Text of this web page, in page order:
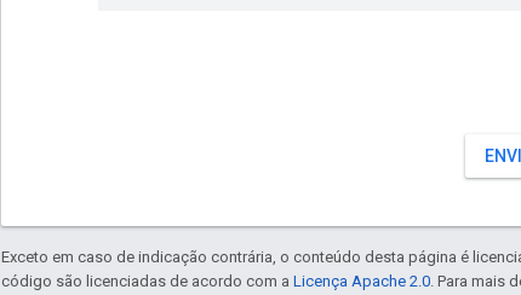
Exceto em caso de indicação contrária, o conteúdo desta página é
código são licenciadas de acordo com a Licença Apache 2.0. Para mais